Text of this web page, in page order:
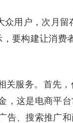
众用户，次月
要构建让消费
关服务。首先
这是电商平台
、搜索推广和